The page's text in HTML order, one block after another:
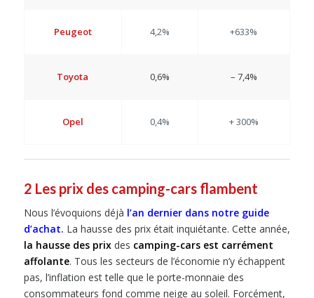
Peugeot 4,2% +633%
Toyota 0,6% – 7,4%
Opel 0,4% + 300%
2 Les prix des camping-cars flambent
Nous l’évoquions déjà l’an dernier dans notre guide
d’achat. La hausse des prix était inquiétante. Cette année,
la hausse des prixdes camping-cars est carrément
affolante. Tous les secteurs de l’économie n’y échappent
pas, l’inflation est telle que le porte-monnaie des
consommateurs fond comme neige au soleil. Forcément,